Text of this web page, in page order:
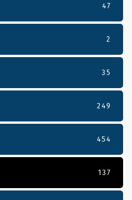
47
2
35
249
454
137